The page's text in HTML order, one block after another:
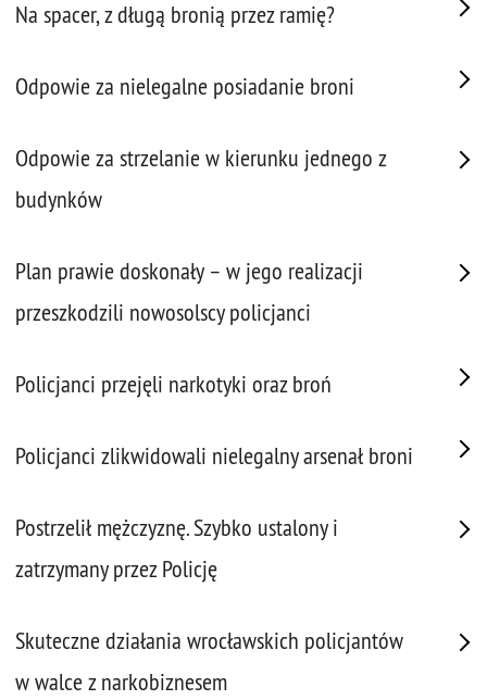
Na spacer, z długą bronią przez ramię?
Odpowie za nielegalne posiadanie broni
Odpowie za strzelanie w kierunku jednego z
budynków
Plan prawie doskonały – w jego realizacji
przeszkodzili nowosolscy policjanci
Policjanci przejęli narkotyki oraz broń
Policjanci zlikwidowali nielegalny arsenał broni
Postrzelił mężczyznę. Szybko ustalony i
zatrzymany przez Policję
Skuteczne działania wrocławskich policjantów
w walce z narkobiznesem